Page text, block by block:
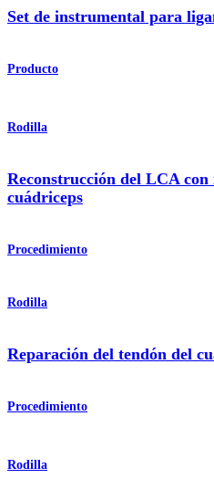
Set de instrumental para
Producto
Rodilla
Reconstrucción del LCA
cuádriceps
Procedimiento
Rodilla
Reparación del tendón del
Procedimiento
Rodilla